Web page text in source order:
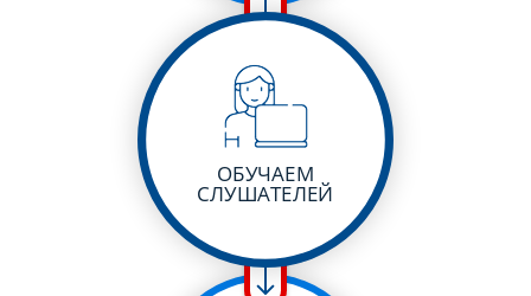
ОБУЧАЕМ
СЛУШАТЕЛЕЙ